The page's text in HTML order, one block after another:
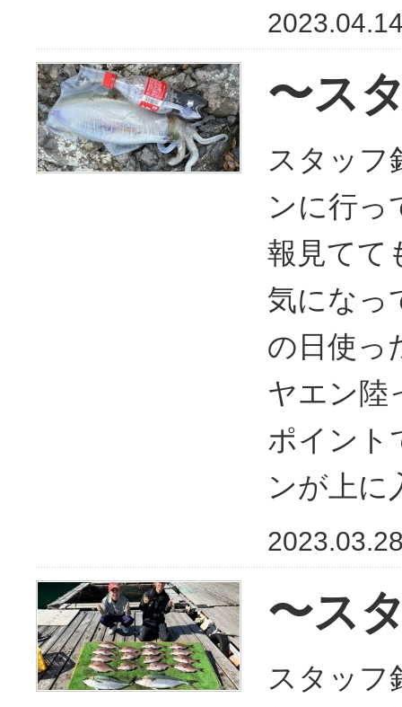
〜ス
スタッフ
ンに行っ
報見てて
気になっ
の日使っ
ヤエン陸
ポイント
ンが上
〜ス
スタッフ